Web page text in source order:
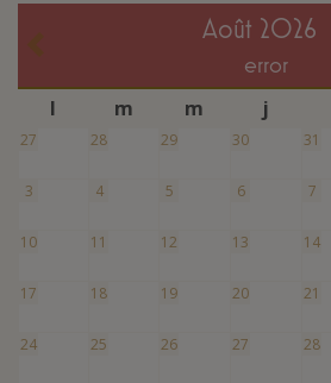
août 2026
error
l m m j
27 28 29 30 31
3 4 5 6 7
10 11 12 13 14
17 18 19 20 21
24 25 26 27 28